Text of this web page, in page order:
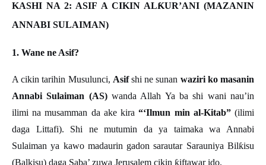
KASHI NA 2: ASIF A CIKIN ALƘUR’ANI (MAZANIN
ANNABI SULAIMAN)
1. Wane ne Asif?
A cikin tarihin Musulunci, Asifshi ne sunan waziri ko masanin
Annabi Sulaiman (AS)wanda Allah Ya ba shi wani nau’in
ilimi na musamman da ake kira“‘Ilmun min al-Kitab”(ilimi
daga Littafi). Shi ne mutumin da ya taimaka wa Annabi
Sulaiman ya kawo madaurin gadon sarautar Sarauniya Bilƙisu
(Balkisu) daga Saba’ zuwa Jerusalem cikin ƙiftawar ido.